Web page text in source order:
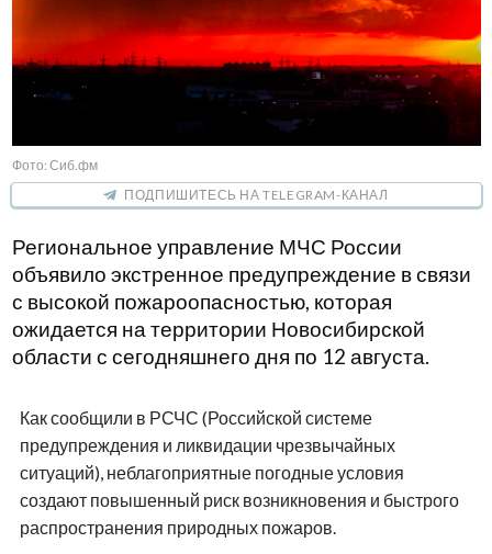
Фото: Сиб.фм
ПОДПИШИТЕСЬ НА TELEGRAM-КАНАЛ
Региональное управление МЧС России
объявило экстренное предупреждение в связи
с высокой пожароопасностью, которая
ожидается на территории Новосибирской
области с сегодняшнего дня по 12 августа.
Как сообщили в РСЧС (Российской системе
предупреждения и ликвидации чрезвычайных
ситуаций), неблагоприятные погодные условия
создают повышенный риск возникновения и быстрого
распространения природных пожаров.